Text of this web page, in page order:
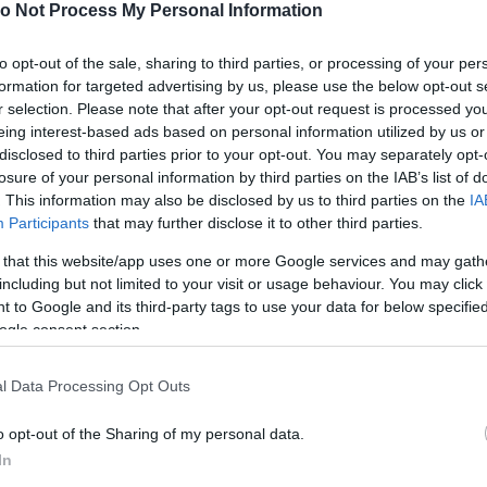
Not Process My Personal Information
opt-out of the sale, sharing to third parties, or processing of your
for targeted advertising by us, please use the below opt-out
selection. Please note that after your opt-out request is processed
interest-based ads based on personal information utilized by us
to third parties prior to your opt-out. You may separately
of your personal information by third parties on the IAB’s list of
This information may also be disclosed by us to third parties on the
Participants that may further disclose it to other third parties.
that this website/app uses one or more Google services and may
but not limited to your visit or usage behaviour. You may
to Google and its third-party tags to use your data for below
consent section.
Data Processing Opt Outs
opt-out of the Sharing of my personal data.
a telefonjátnyomkodta és egy
majd megfagy. Az alkalmazottak
állam egyik Walmartjában, amikor a kinti
ment vásárolni. A Kambria Gabrielle Darby
előtti parkolóban - írjaa Daily Mail.A
a kisfia, akit egy bevásárlókocsiban tolt,
vásárló megszánta és valami melegebbet is
a 26 éves anya csak állt és a telefonját
seeing her child clothed in nothing but a diaper